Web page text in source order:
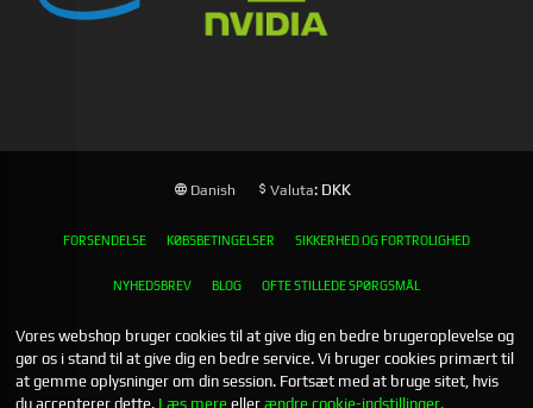
Danish Valuta: DKK
FORSENDELSE KØBSBETINGELSER SIKKERHED OG FORTROLIGHED
NYHEDSBREV BLOG OFTE STILLEDE SPØRGSMÅL
Vores webshop bruger cookies til at give dig en bedre brugeroplevelse og
gør os i stand til at give dig en bedre service. Vi bruger cookies primært til
at gemme oplysninger om din session. Fortsæt med at bruge sitet, hvis
du accepterer dette. Læs mere ellerændre cookie-indstillinger.